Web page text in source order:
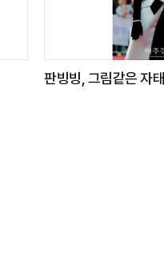
판빙빙, 그림같은 자태